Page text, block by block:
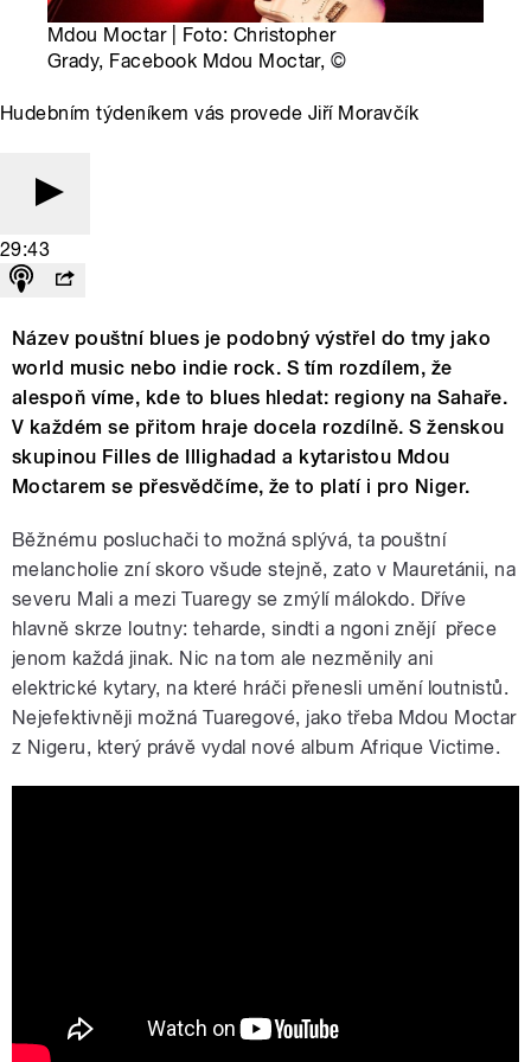
Mdou Moctar | Foto: Christopher
Grady, Facebook Mdou Moctar, ©
Hudebním týdeníkem vás provede Jiří Moravčík
29:43
Název pouštní blues je podobný výstřel do tmy jako
world music nebo indie rock. S tím rozdílem, že
alespoň víme, kde to blues hledat: regiony na Sahaře.
V každém se přitom hraje docela rozdílně. S ženskou
skupinou Filles de Illighadad a kytaristou Mdou
Moctarem se přesvědčíme, že to platí i pro Niger.
Běžnému posluchači to možná splývá, ta pouštní
melancholie zní skoro všude stejně, zato v Mauretánii, na
severu Mali a mezi Tuaregy se zmýlí málokdo. Dříve
hlavně skrze loutny: teharde, sindti a ngoni znějí přece
jenom každá jinak. Nic na tom ale nezměnily ani
elektrické kytary, na které hráči přenesli umění loutnistů.
Nejefektivněji možná Tuaregové, jako třeba Mdou Moctar
z Nigeru, který právě vydal nové album Afrique Victime.